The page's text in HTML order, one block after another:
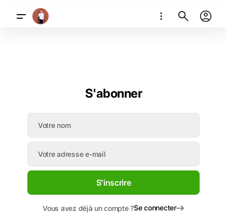
S'abonner
S'inscrire
Vous avez déjà un compte ?Se connecter